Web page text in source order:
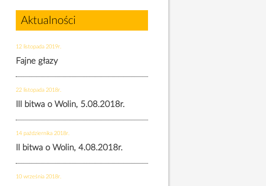
Aktualności
12 listopada 2019r.
Fajne głazy
22 listopada 2018r.
III bitwa o Wolin, 5.08.2018r.
14 października 2018r.
II bitwa o Wolin, 4.08.2018r.
10 września 2018r.